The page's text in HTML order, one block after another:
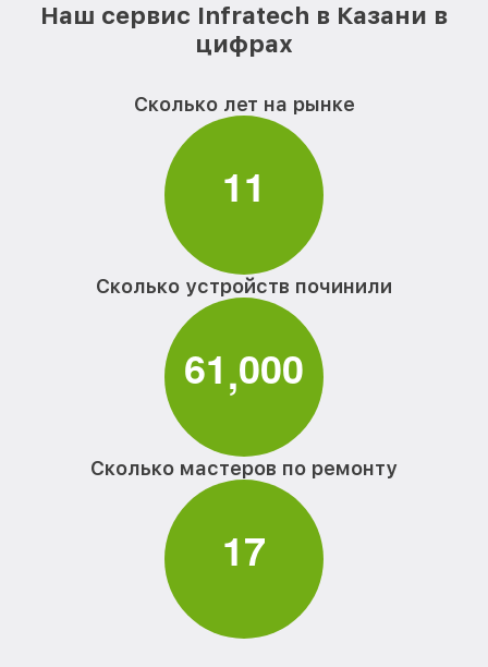
Наш сервис Infratech в Казани в
цифрах
Сколько лет на рынке
11
Сколько устройств починили
61,000
Сколько мастеров по ремонту
17